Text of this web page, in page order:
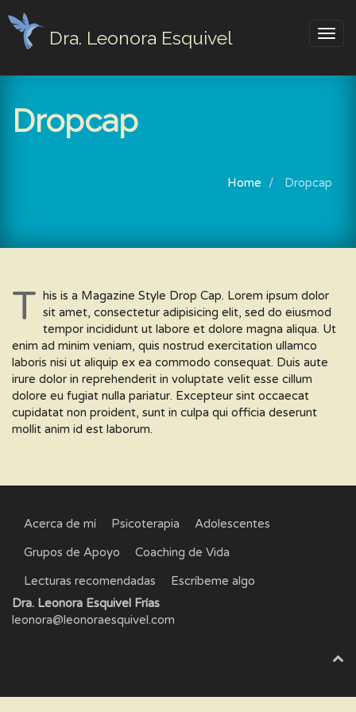
Dra. Leonora Esquivel
Dropcap
Home Dropcap
T his is a Magazine Style Drop Cap. Lorem ipsum dolor
sit amet, consectetur adipisicing elit, sed do eiusmod
tempor incididunt ut labore et dolore magna aliqua. Ut
enim ad minim veniam, quis nostrud exercitation ullamco
laboris nisi ut aliquip ex ea commodo consequat. Duis aute
irure dolor in reprehenderit in voluptate velit esse cillum
dolore eu fugiat nulla pariatur. Excepteur sint occaecat
cupidatat non proident, sunt in culpa qui officia deserunt
mollit anim id est laborum.
Acerca de mí Psicoterapia
Adolescentes
Grupos de Apoyo
Coaching de Vida
Lecturas recomendadas
Escríbeme algo
Dra. Leonora Esquivel Frías
leonora@leonoraesquivel.com